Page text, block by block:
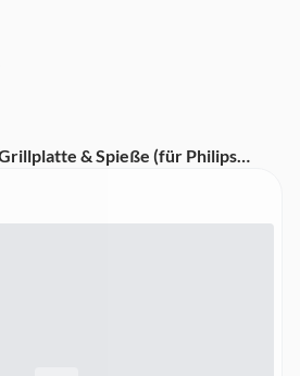
& Spieße (für Philips